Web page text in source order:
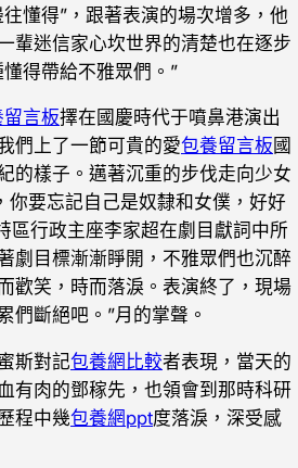
懂得”，跟著表演的場次增多，他
輩迷信家心坎世界的清楚也在逐步
得帶給不雅眾們。”
言板擇在國慶時代于噴鼻港演出
們上了一節可貴的愛包養留言板 國
的樣子。邁著沉重的步伐走向少女
你要忘記自己是奴隸和女僕，好好
區行政主座李家超在劇目獻詞中所
劇目標漸漸睜開，不雅眾們也沉醉
歡笑，時而落淚。表演終了，現場
們斷絕吧。”月的掌聲。
斯對記包養網比較者表現，當天的
有肉的鄧稼先，也領會到那時科研
程中幾包養網ppt度落淚，深受感